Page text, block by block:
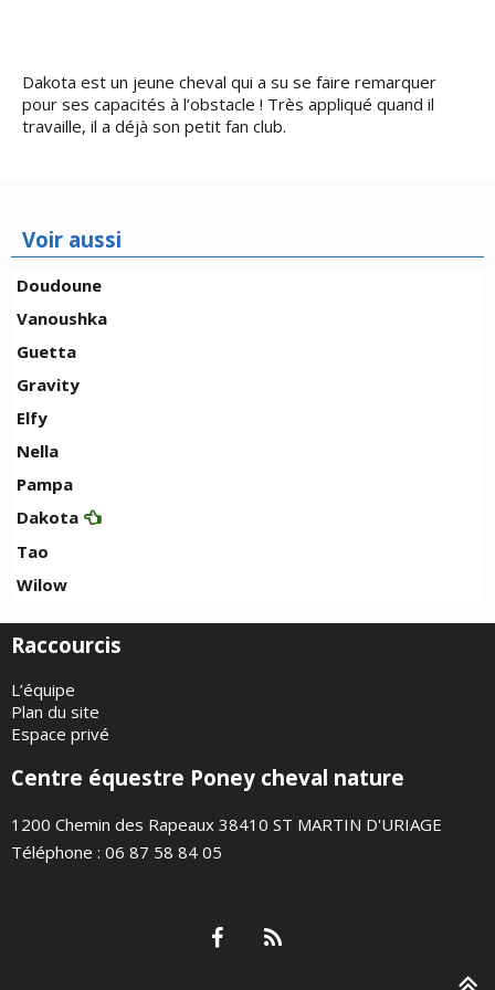
Dakota est un jeune cheval qui a su se faire remarquer
pour ses capacités à l’obstacle ! Très appliqué quand il
travaille, il a déjà son petit fan club.
Voir aussi
Doudoune
Vanoushka
Guetta
Gravity
Elfy
Nella
Pampa
Dakota
Tao
Wilow
Raccourcis
L’équipe
Plan du site
Espace privé
Centre équestre Poney cheval nature
1200 Chemin des Rapeaux 38410 ST MARTIN D'URIAGE
Téléphone : 06 87 58 84 05